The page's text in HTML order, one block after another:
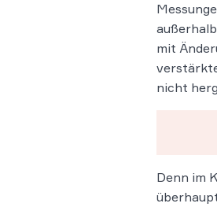
mit
nicht
Denn im